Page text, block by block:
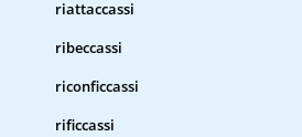
riattaccassi
ribeccassi
riconficcassi
rificcassi